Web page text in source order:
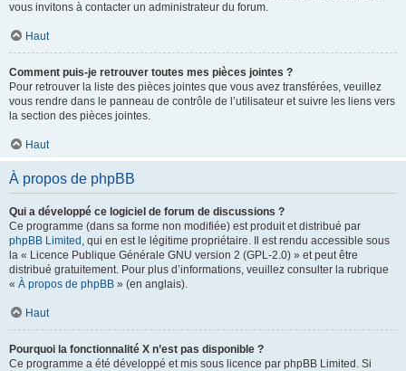
vous invitons à contacter un administrateur du forum.
Haut
Comment puis-je retrouver toutes mes pièces jointes ?
Pour retrouver la liste des pièces jointes que vous avez transférées, veuillez
vous rendre dans le panneau de contrôle de l’utilisateur et suivre les liens vers
la section des pièces jointes.
Haut
À propos de phpBB
Qui a développé ce logiciel de forum de discussions ?
Ce programme (dans sa forme non modifiée) est produit et distribué par
phpBB Limited , qui en est le légitime propriétaire. Il est rendu accessible sous
la « Licence Publique Générale GNU version 2 (GPL-2.0) » et peut être
distribué gratuitement. Pour plus d’informations, veuillez consulter la rubrique
« À propos de phpBB » (en anglais).
Haut
Pourquoi la fonctionnalité X n’est pas disponible ?
Ce programme a été développé et mis sous licence par phpBB Limited. Si